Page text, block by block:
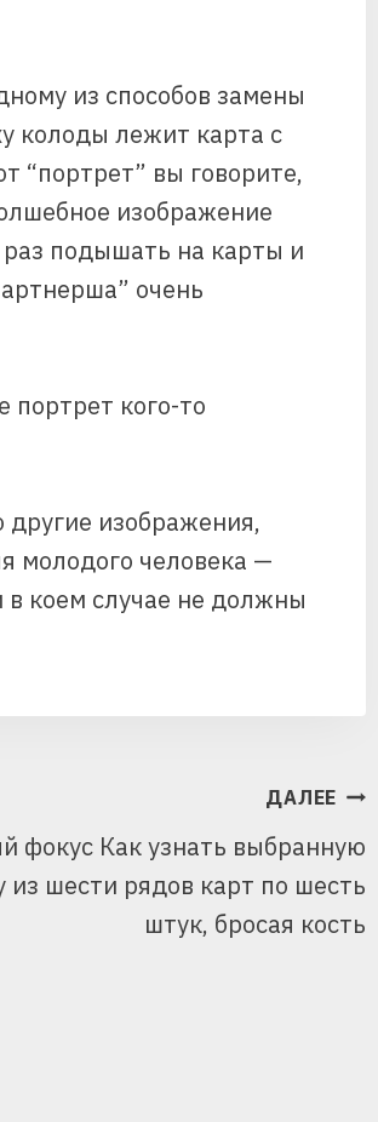
из способов замены
колоды лежит карта с
“портрет” вы говорите,
изображение
подышать на карты и
очень
портрет кого-то
изображения,
молодого человека —
коем случае не должны
ДАЛЕЕ
фокус Как узнать выбранную
из шести рядов карт по шесть
штук, бросая кость